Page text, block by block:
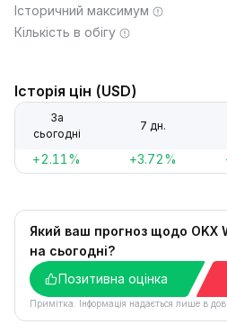
Історичний максимум
Кількість в обігу
Історія цін (USD)
За
сьогодні
7 дн.
+2.11% +3.72%
Який ваш прогноз щодо OKX
на сьогодні?
Позитивна оцінка
Примітка. Інформація надається лише в